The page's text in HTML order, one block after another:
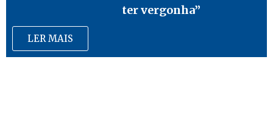
ter vergonha”
LER MAIS